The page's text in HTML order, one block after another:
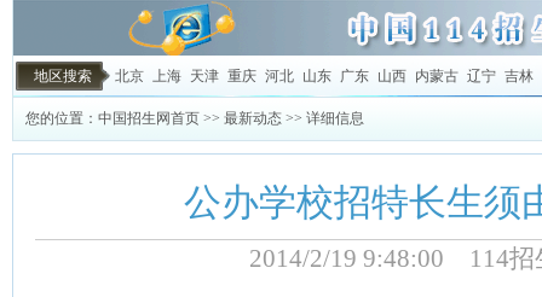
地区搜索 北京 上海 天津 重庆 河北 山东 广东 山西 内蒙古 辽宁 吉林
您的位置： 中国招生网首页 >> 最新动态 >> 详细信息
公办学校招特长生须
2014/2/19 9:48:00 114招